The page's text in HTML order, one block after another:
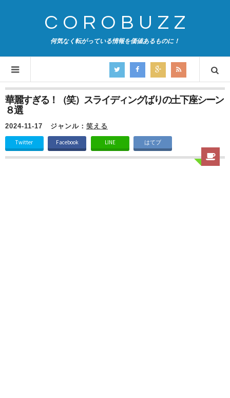
COROBUZZ
何気なく転がっている情報を価値あるものに！
華麗すぎる！（笑）スライディングばりの土下座シーン
８選
2024-11-17 ジャンル： 笑える
Twitter Facebook LINE はてブ